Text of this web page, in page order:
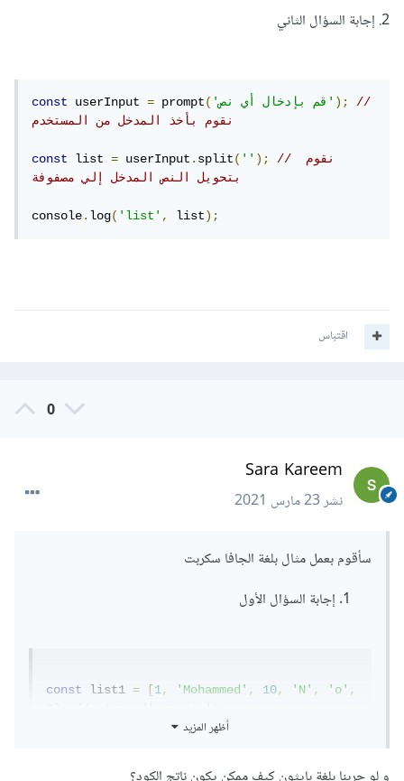
2. إجابة السؤال الثاني
const userInput = prompt( 'قم بإدخال أي نص');
//
نقوم بأخذ المدخل من المستخدم
const list = userInput.split('');
// نقوم
بتحويل النص المدخل إلي مصفوفة
console.log('list', list);
اقتباس
0
Sara Kareem
نشر23 مارس 2021
سأقوم بعمل مثال بلغة الجافا سكربت
إجابة السؤال الأول
const list1 = [1, 'Mohammed', 10, 'N', 'o',
// نقوم بتعريف متغير ليحفظ أظهر المزيد